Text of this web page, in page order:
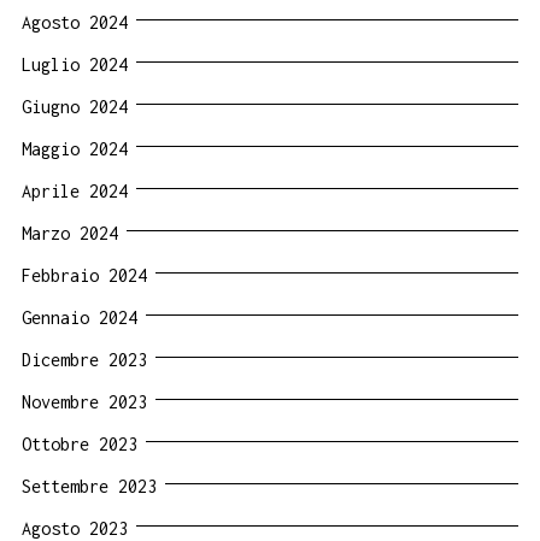
Agosto 2024
Luglio 2024
Giugno 2024
Maggio 2024
Aprile 2024
Marzo 2024
Febbraio 2024
Gennaio 2024
Dicembre 2023
Novembre 2023
Ottobre 2023
Settembre 2023
Agosto 2023